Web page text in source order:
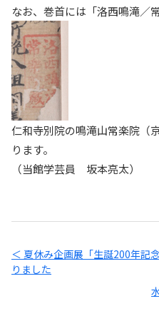
なお、巻首には「洛西鳴滝／
仁和寺別院の鳴滝山常楽院（
ります。
（当館学芸員 坂本亮太）
＜ 夏休み企画展「生誕200年
りました